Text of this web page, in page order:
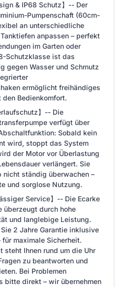
& IP68 Schutz】-- Der
Pumpenschaft (60cm-
an unterschiedliche
anpassen – perfekt
im Garten oder
Schutzklasse ist das
gegen Wasser und Schmutz
ermöglicht freihändiges
Bedienkomfort.
】-- Die
verfügt über
Sobald kein
wird, stoppt das System
der Motor vor Überlastung
verlängert. Sie
nicht ständig überwachen –
und sorglose Nutzung.
Service】-- Die Ecarke
überzeugt durch hohe
und langlebige Leistung.
2 Jahre Garantie inklusive
maximale Sicherheit.
steht Ihnen rund um die Uhr
zu beantworten und
Bei Problemen
bitte direkt – wir übernehmen